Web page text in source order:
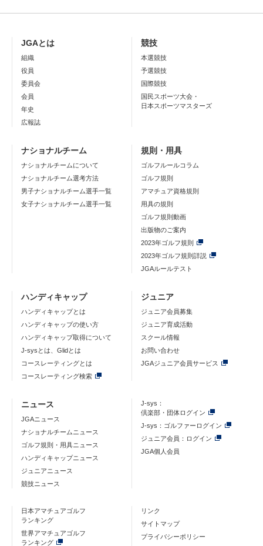
JGAとは
組織
役員
委員会
会員
年史
広報誌
競技
本選競技
予選競技
国際競技
国民スポーツ大会・
日本スポーツマスターズ
ナショナルチーム
ナショナルチームについて
ナショナルチーム選考方法
男子ナショナルチーム選手一覧
女子ナショナルチーム選手一覧
規則・用具
ゴルフルールコラム
ゴルフ規則
アマチュア資格規則
用具の規則
ゴルフ規則動画
出版物のご案内
2023年ゴルフ規則
2023年ゴルフ規則詳説
JGAルールテスト
ハンディキャップ
ハンディキャップとは
ハンディキャップの使い方
ハンディキャップ取得について
J-sysとは、Glidとは
コースレーティングとは
コースレーティング検索
ジュニア
ジュニア会員募集
ジュニア育成活動
スクール情報
お問い合わせ
JGAジュニア会員サービス
ニュース
JGAニュース
ナショナルチームニュース
ゴルフ規則・用具ニュース
ハンディキャップニュース
ジュニアニュース
競技ニュース
J-sys：
倶楽部・団体ログイン
J-sys：ゴルファーログイン
ジュニア会員：ログイン
JGA個人会員
日本アマチュアゴルフ
ランキング
世界アマチュアゴルフ
ランキング
リンク
サイトマップ
プライバシーポリシー